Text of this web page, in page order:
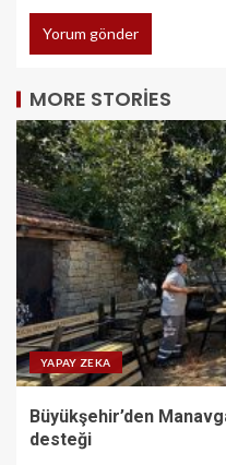
MORE STORIES
YAPAY ZEKA
Büyükşehir’den
desteği